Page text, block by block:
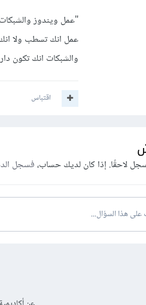
"عمل ويندوز
عمل انك تسطب ولا
والشبكات انك تكون
اقتباس
لاحقًا. إذا كان لديك حساب،فسجل
هذا السؤال...